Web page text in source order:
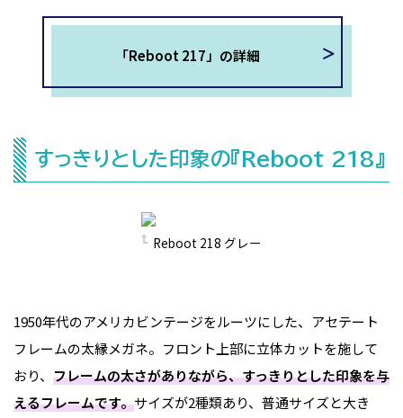
「Reboot 217」の詳細
すっきりとした印象の『Reboot 218』
Reboot 218 グレー
1950年代のアメリカビンテージをルーツにした、アセテート
フレームの太縁メガネ。フロント上部に立体カットを施して
おり、 フレームの太さがありながら、すっきりとした印象を与
えるフレームです。サイズが2種類あり、普通サイズと大き